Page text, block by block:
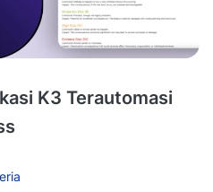
K3 Terautomasi